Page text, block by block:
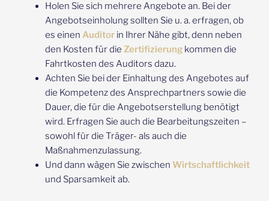
Holen Sie sich mehrere Angebote an. Bei der
Angebotseinholung sollten Sie u. a. erfragen, ob
es einen Auditor in Ihrer Nähe gibt, denn neben
den Kosten für die Zertifizierung kommen die
Fahrtkosten des Auditors dazu.
Achten Sie bei der Einhaltung des Angebotes auf
die Kompetenz des Ansprechpartners sowie die
Dauer, die für die Angebotserstellung benötigt
wird. Erfragen Sie auch die Bearbeitungszeiten –
sowohl für die Träger- als auch die
Maßnahmenzulassung.
Und dann wägen Sie zwischen Wirtschaftlichkeit
und Sparsamkeit ab.